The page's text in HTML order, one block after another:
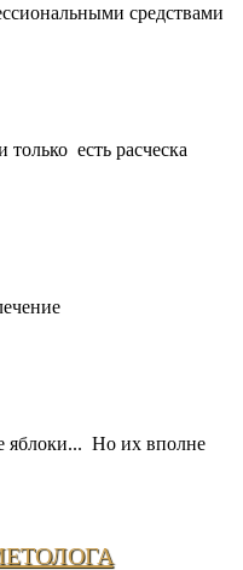
средствами
только есть расческа
яблоки... Но их вполне